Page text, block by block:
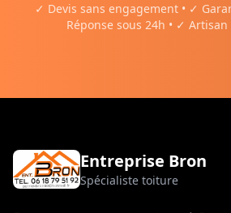
✓ Devis sans engagement • ✓
Réponse sous 24h • ✓
Entreprise Bron
Spécialiste toiture